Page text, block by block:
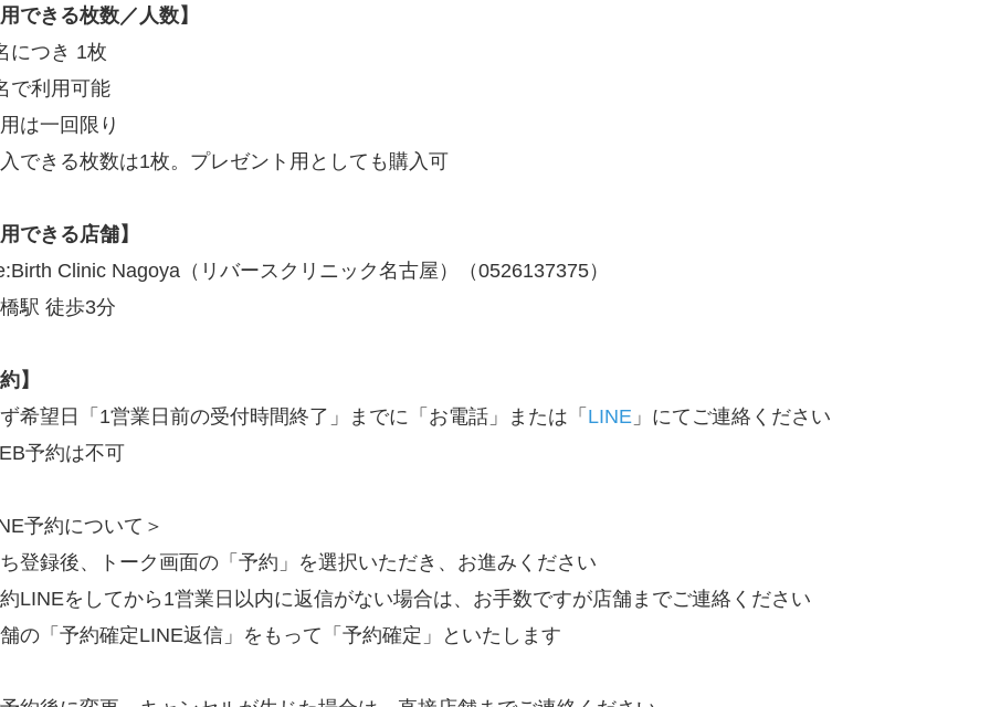
できる枚数／人数】
につき 1枚
で利用可能
は一回限り
できる枚数は1枚。プレゼント用としても購入可
できる店舗】
Clinic Nagoya（リバースクリニック名古屋）（0526137375）
駅 徒歩3分
】
希望日「1営業日前の受付時間終了」までに「お電話」または「 LINE 」にてご連絡ください
予約は不可
予約について＞
登録後、トーク画面の「予約」を選択いただき、お進みください
LINEをしてから1営業日以内に返信がない場合は、お手数ですが店舗までご連絡ください
の「予約確定LINE返信」をもって「予約確定」といたします